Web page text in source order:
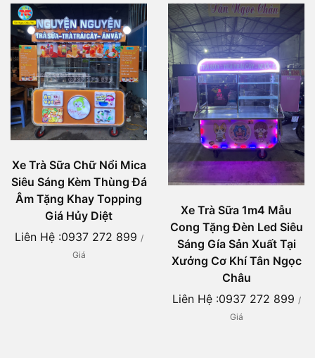
Xe Trà Sữa Chữ Nổi Mica
Siêu Sáng Kèm Thùng Đá
Âm Tặng Khay Topping
Giá Hủy Diệt
Liên Hệ :0937 272 899 /
Giá
Xe Trà Sữa 1m4 Mẫu
Cong Tặng Đèn Led Siêu
Sáng Gía Sản Xuất Tại
Xưởng Cơ Khí Tân Ngọc
Châu
Liên Hệ :0937 272 899 /
Giá